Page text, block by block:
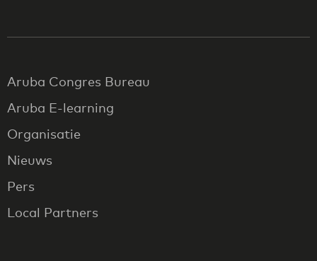
Aruba Congres Bureau
Aruba E-learning
Organisatie
Nieuws
Pers
Local Partners